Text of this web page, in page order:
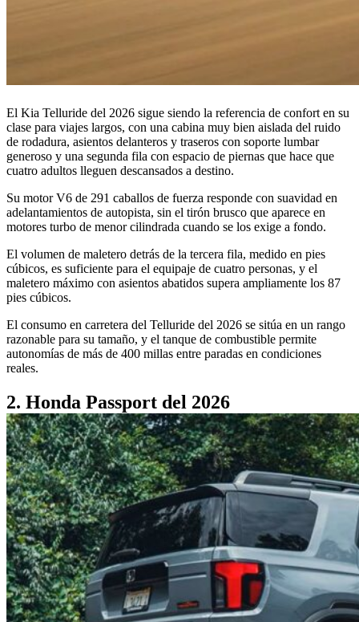
El Kia Telluride del 2026 sigue siendo la referencia de confort en su
clase para viajes largos, con una cabina muy bien aislada del ruido
de rodadura, asientos delanteros y traseros con soporte lumbar
generoso y una segunda fila con espacio de piernas que hace que
cuatro adultos lleguen descansados a destino.
Su motor V6 de 291 caballos de fuerza responde con suavidad en
adelantamientos de autopista, sin el tirón brusco que aparece en
motores turbo de menor cilindrada cuando se los exige a fondo.
El volumen de maletero detrás de la tercera fila, medido en pies
cúbicos, es suficiente para el equipaje de cuatro personas, y el
maletero máximo con asientos abatidos supera ampliamente los 87
pies cúbicos.
El consumo en carretera del Telluride del 2026 se sitúa en un rango
razonable para su tamaño, y el tanque de combustible permite
autonomías de más de 400 millas entre paradas en condiciones
reales.
2. Honda Passport del 2026